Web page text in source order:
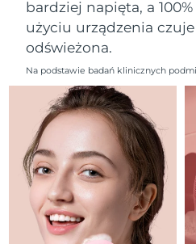
bardziej napięta, a
użyciu urządzenia
odświeżona.
Na podstawie badań klinicznych
SRA Makau (Chiny)
Malezja
Malta
Meksyk
Monako